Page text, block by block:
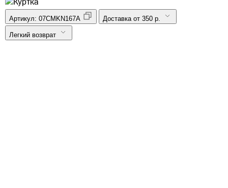
Артикул: 07CMKN167A Доставка от 350 р.
Легкий возврат